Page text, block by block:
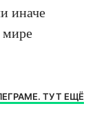
иначе
мире
ТУТ ЕЩЁ